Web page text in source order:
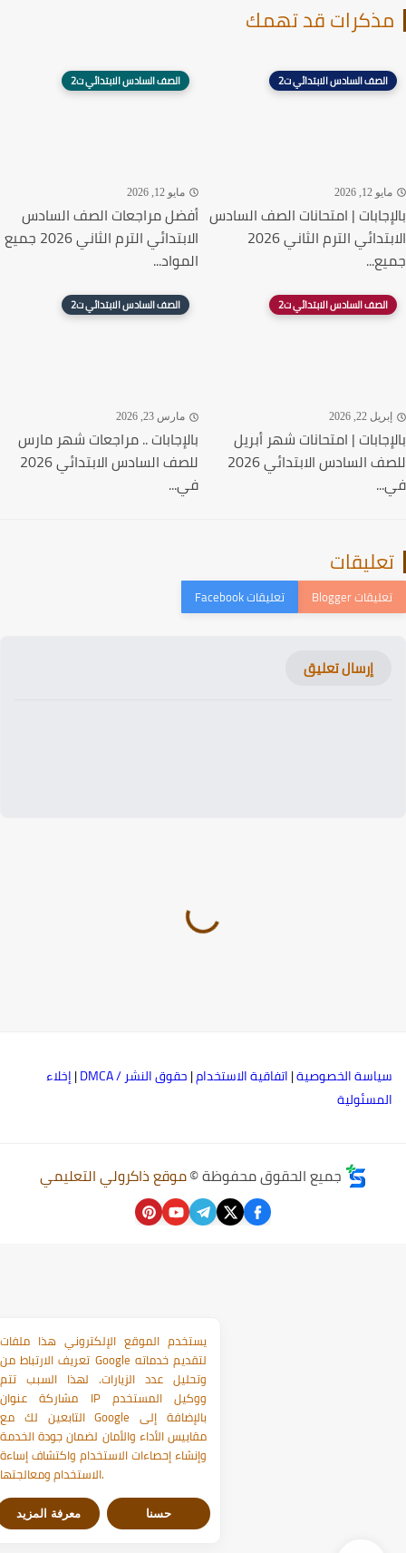
قد تهمك
الصف السادس الابتدائي ت2
12, 2026
| امتحانات الصف السادس
الابتدائي الترم الثاني 2026
الصف السادس الابتدائي ت2
مايو 12, 2026
أفضل مراجعات الصف السادس
الابتدائي الترم الثاني 2026 جميع
المواد...
الصف السادس الابتدائي ت2
22, 2026
| امتحانات شهر أبريل
للصف السادس الابتدائي 2026
الصف السادس الابتدائي ت2
مارس 23, 2026
بالإجابات .. مراجعات شهر مارس
للصف السادس الابتدائي 2026
في...
إرسال تعليق
الخصوصية|اتفاقية الاستخدام|حقوق النشر / DMCA |إخلاء
جميع الحقوق محفوظة ©موقع ذاكرولي التعليمي
يستخدم الموقع الإلكتروني هذا ملفات
تعريف الارتباط من Google لتقديم خدماته
وتحليل عدد الزيارات. لهذا السبب تتم
مشاركة عنوان IP ووكيل المستخدم
التابعين لك مع Google بالإضافة إلى
مقاييس الأداء والأمان لضمان جودة الخدمة
وإنشاء إحصاءات الاستخدام واكتشاف إساءة
معرفة المزيد حسنا